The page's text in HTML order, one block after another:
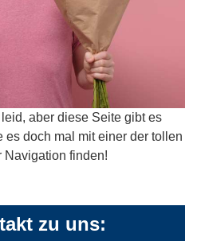
aber diese Seite gibt es
es doch mal mit einer der tollen
Navigation finden!
zu uns: